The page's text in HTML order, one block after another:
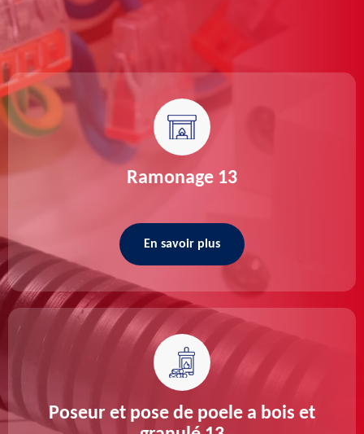
Ramonage 13
En savoir plus
Poseur et pose de poele a bois et